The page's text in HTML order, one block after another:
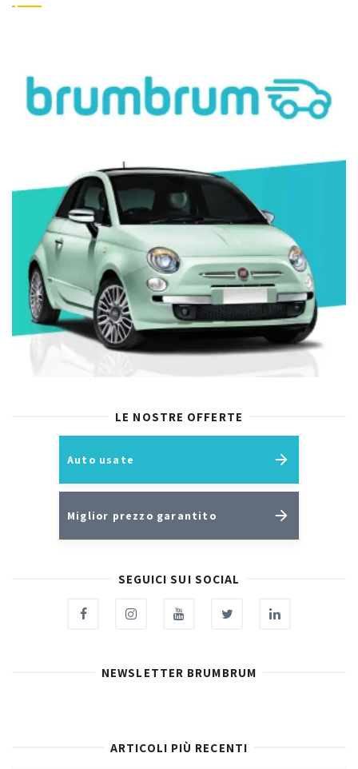
LE NOSTRE OFFERTE
Auto usate
Miglior prezzo garantito
SEGUICI SUI SOCIAL
NEWSLETTER BRUMBRUM
ARTICOLI PIÙ RECENTI